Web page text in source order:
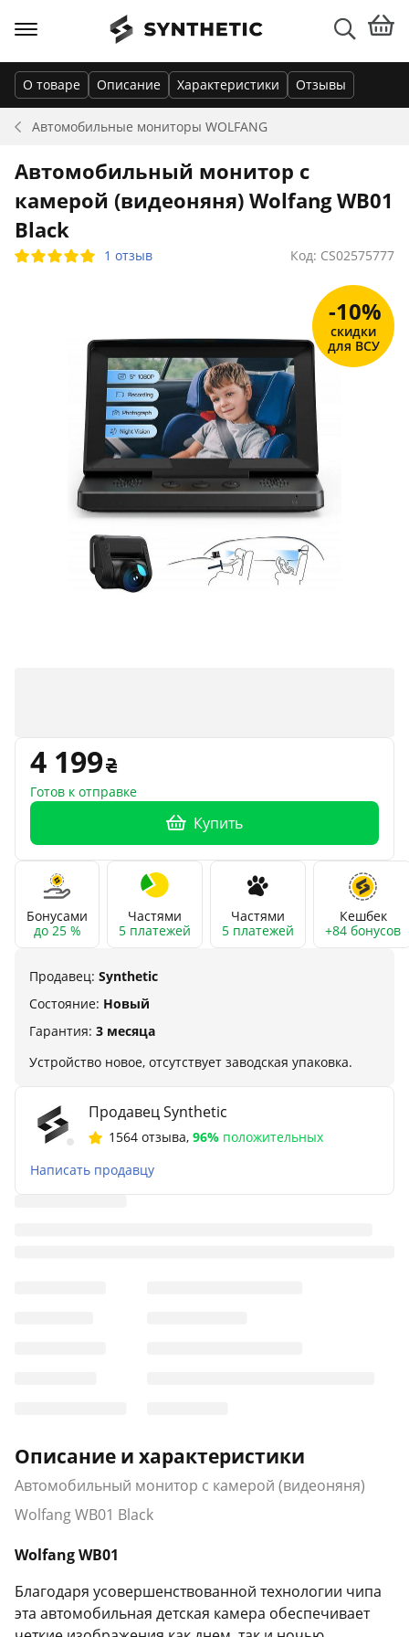
Автомобильные мониторы WOLFANG
О товаре Описание Характеристики Отзывы
Автомобильный монитор с
камерой (видеоняня) Wolfang WB01
Black
1 отзыв Код: CS02575777
-10%
скидки
для ВСУ
4 199
Готов к отправке
Купить
Бонусами
до 25 %
Частями
5 платежей
Частями
5 платежей
Кешбек
+84 бонусов
Продавец: Synthetic
Состояние: Новый
Гарантия: 3 месяца
Устройство новое, отсутствует заводская упаковка.
Продавец Synthetic
1564 отзыва, 96% положительных
Написать продавцу
Описание и характеристики
Автомобильный монитор с камерой (видеоняня)
Wolfang WB01 Black
Wolfang WB01
Благодаря усовершенствованной технологии чипа
эта автомобильная детская камера обеспечивает